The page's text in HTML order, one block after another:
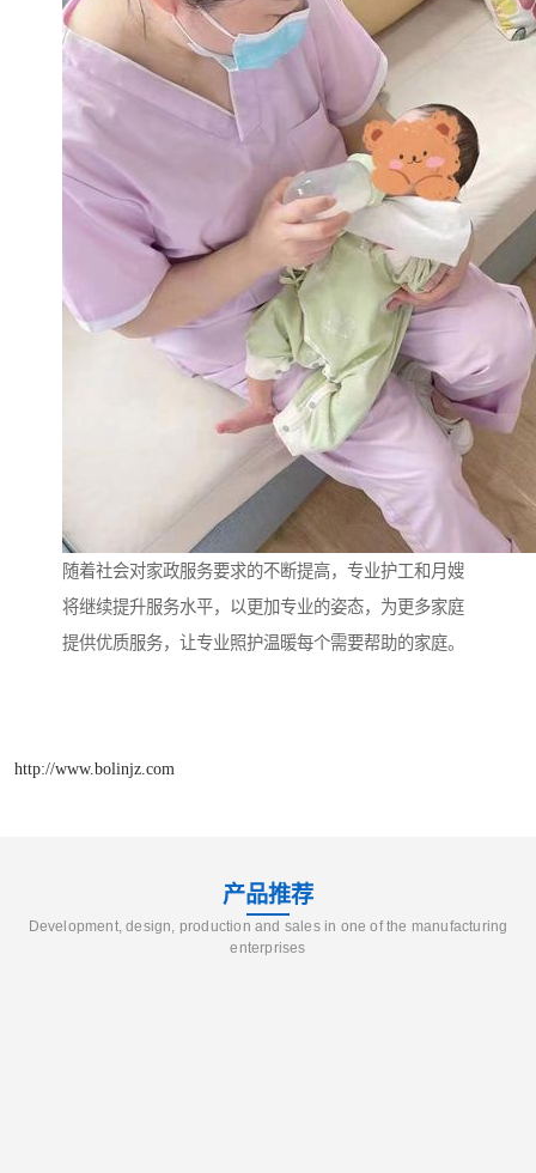
随着社会对家政服务要求的不断提高，专业护工和月嫂
将继续提升服务水平，以更加专业的姿态，为更多家庭
提供优质服务，让专业照护温暖每个需要帮助的家庭。
http://www.bolinjz.com
产品推荐
Development, design, production and sales in one of the manufacturing
enterprises